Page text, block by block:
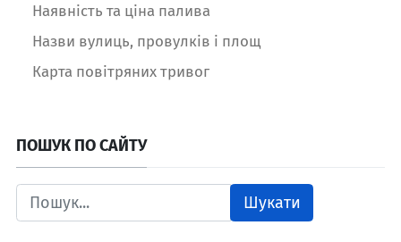
Наявність та ціна палива
Назви вулиць, провулків і площ
Карта повітряних тривог
ПОШУК ПО САЙТУ
Шукати